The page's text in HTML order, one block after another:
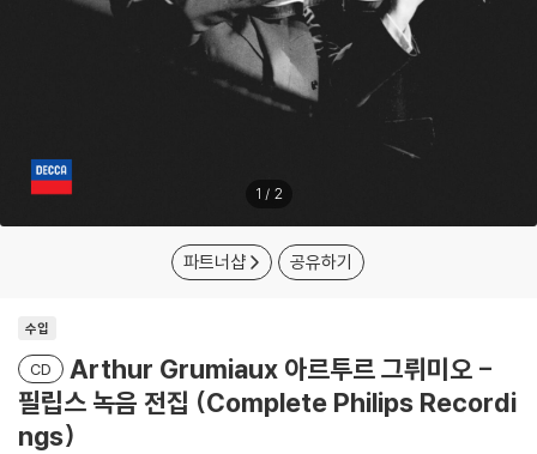
1 / 2
파트너샵 공유하기
수입
CD
Arthur Grumiaux 아르투르 그뤼미오 -
필립스 녹음 전집 (Complete Philips Recordi
ngs)